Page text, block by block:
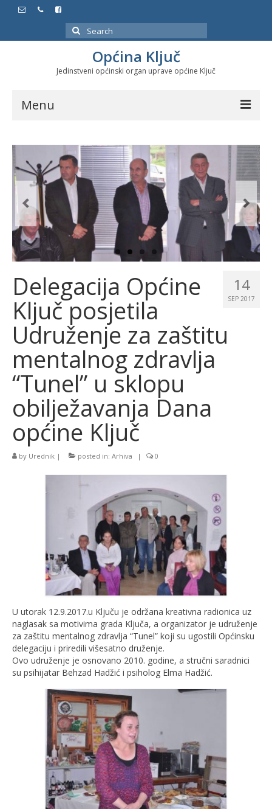
Search
for:
Općina Ključ
Jedinstveni općinski organ uprave općine Ključ
Menu
Službeni glasnici
Javne nabavke
Značajni datumi i manifestacije
Program energetske efikasnosti u stambenom
sektoru
14
SEP 2017
Delegacija Općine
Ključ posjetila
Udruženje za zaštitu
mentalnog zdravlja
“Tunel” u sklopu
obilježavanja Dana
općine Ključ
by Urednik | posted in: Arhiva | 0
U utorak 12.9.2017.u Ključu je održana kreativna radionica uz
naglasak sa motivima grada Ključa, a organizator je udruženje
za zaštitu mentalnog zdravlja “Tunel” koji su ugostili Općinsku
delegaciju i priredili višesatno druženje.
Ovo udruženje je osnovano 2010. godine, a stručni saradnici
su psihijatar Behzad Hadžić i psiholog Elma Hadžić.